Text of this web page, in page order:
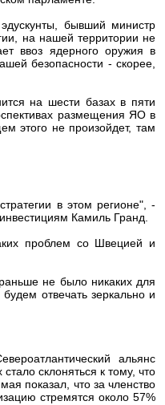
бывший министр
на нашей территории не
ввоз ядерного оружия в
безопасности - скорее,
на шести базах в пяти
размещения ЯО в
этого не произойдет, там
в этом регионе", -
Камиль Гранд.
проблем со Швецией и
не было никаких для
отвечать зеркально и
альянс
склоняться к тому, что
показал, что за членство
стремятся около 57%